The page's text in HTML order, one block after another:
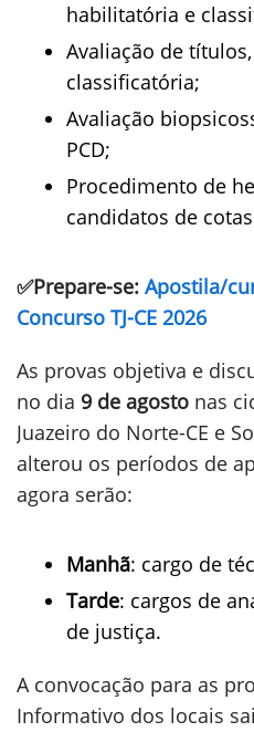
habilitatória e
Avaliação de
classificatória;
Avaliação
PCD;
Procedimento de
candidatos de
✅Prepare-se: Apostila/
Concurso TJ-CE 2026
As provas objetiva e
no dia 9 de agosto nas
Juazeiro do Norte-CE e
alterou os períodos de
agora serão:
Manhã: cargo de
Tarde: cargos de
de justiça.
A convocação para as
Informativo dos locais